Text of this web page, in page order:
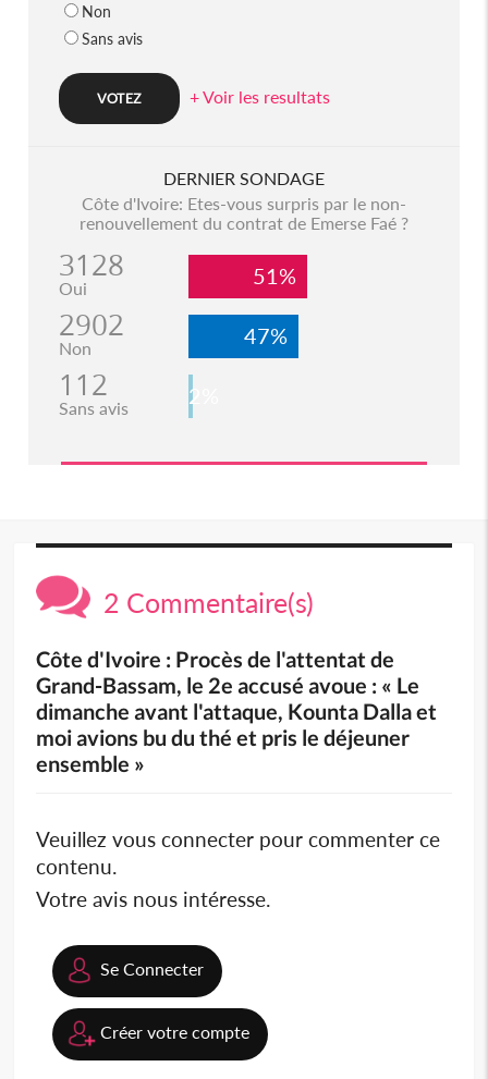
Non
Sans avis
+ Voir les resultats
DERNIER SONDAGE
Côte d'Ivoire: Etes-vous surpris par le non-
renouvellement du contrat de Emerse Faé ?
3128
Oui 51%
2902
Non 47%
112
Sans avis 2%
2 Commentaire(s)
Côte d'Ivoire : Procès de l'attentat de
Grand-Bassam, le 2e accusé avoue : « Le
dimanche avant l'attaque, Kounta Dalla et
moi avions bu du thé et pris le déjeuner
ensemble »
Veuillez vous connecter pour commenter ce
contenu.
Votre avis nous intéresse.
Se Connecter
Créer votre compte